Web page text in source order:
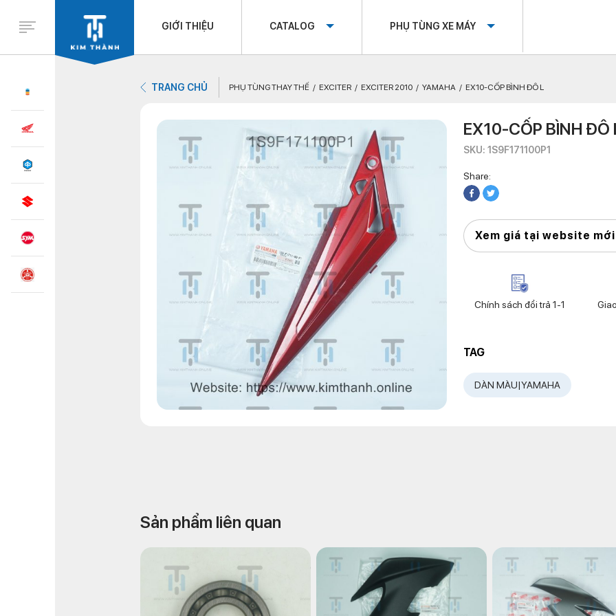
GIỚI THIỆU CATALOG PHỤ TÙNG XE MÁY
TRANG CHỦ PHỤ TÙNG THAY THẾ EXCITER EXCITER 2010 YAMAHA EX10-CỐP BÌNH ĐÔ L
EX10-CỐP BÌNH ĐÔ
SKU: 1S9F171100P1
Share:
Xem giá tại website mới
Chính sách đổi trả 1-1
TAG
DÀN MÀU|YAMAHA
Sản phẩm liên quan